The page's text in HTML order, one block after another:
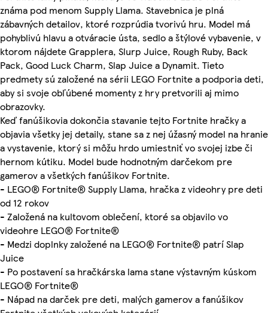
známa pod menom Supply Llama. Stavebnica je plná
zábavných detailov, ktoré rozprúdia tvorivú hru. Model má
pohyblivú hlavu a otváracie ústa, sedlo a štýlové vybavenie, v
ktorom nájdete Grapplera, Slurp Juice, Rough Ruby, Back
Pack, Good Luck Charm, Slap Juice a Dynamit. Tieto
predmety sú založené na sérii LEGO Fortnite a podporia deti,
aby si svoje obľúbené momenty z hry pretvorili aj mimo
obrazovky.
Keď fanúšikovia dokončia stavanie tejto Fortnite hračky a
objavia všetky jej detaily, stane sa z nej úžasný model na hranie
a vystavenie, ktorý si môžu hrdo umiestniť vo svojej izbe či
hernom kútiku. Model bude hodnotným darčekom pre
gamerov a všetkých fanúšikov Fortnite.
- LEGO® Fortnite® Supply Llama, hračka z videohry pre deti
od 12 rokov
- Založená na kultovom oblečení, ktoré sa objavilo vo
videohre LEGO® Fortnite®
- Medzi doplnky založené na LEGO® Fortnite® patrí Slap
Juice
- Po postavení sa hračkárska lama stane výstavným kúskom
LEGO® Fortnite®
- Nápad na darček pre deti, malých gamerov a fanúšikov